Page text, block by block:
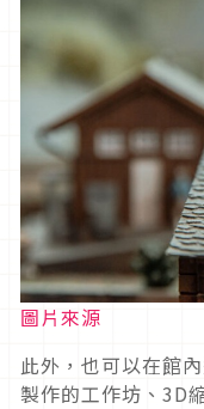
圖片來源
此外，也可以在館
製作的工作坊、3D